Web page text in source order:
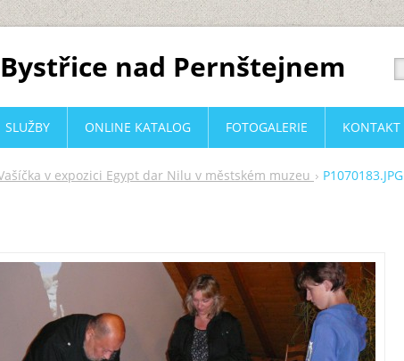
nad Pernštejnem
v expozici Egypt dar Nilu v městském muzeu P1070183.JPG
SLUŽBY ONLINE KATALOG FOTOGALERIE KONTAKT